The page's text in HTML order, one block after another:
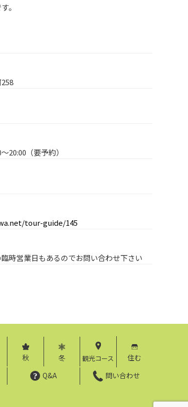
。
20:00（要予約）
tour-guide/145
時営業日もあるのでお問い合わせ下さい
秋 冬 観光コース
住む
Q&A 問い合わせ